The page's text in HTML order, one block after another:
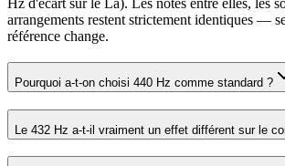
Hz d'écart sur le La). Les notes entre elles, les
arrangements restent strictement identiques —
référence change.
Pourquoi a-t-on choisi 440 Hz comme standard ?
Le 432 Hz a-t-il vraiment un effet différent sur le